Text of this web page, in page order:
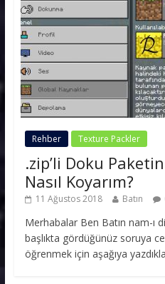
Rehber Texture Packler
.zip’li Doku
Nasıl Koyarım?
11 Ağustos 2018 Batın
Merhabalar Ben Batın nam-ı
başlıkta gördüğünüz soruya
öğrenmek için aşağıya